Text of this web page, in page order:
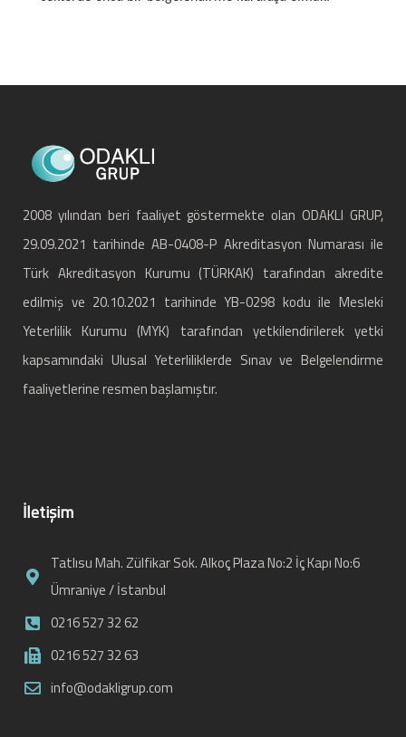
2008 yılından beri faaliyet göstermekte olan ODAKLI GRUP,
29.09.2021 tarihinde AB-0408-P Akreditasyon Numarası ile
Türk Akreditasyon Kurumu (TÜRKAK) tarafından akredite
edilmiş ve 20.10.2021 tarihinde YB-0298 kodu ile Mesleki
Yeterlilik Kurumu (MYK) tarafından yetkilendirilerek yetki
kapsamındaki Ulusal Yeterliliklerde Sınav ve Belgelendirme
faaliyetlerine resmen başlamıştır.
İletişim
Tatlısu Mah. Zülfikar Sok. Alkoç Plaza No:2 İç Kapı No:6
Ümraniye / İstanbul
0216 527 32 62
0216 527 32 63
info@odakligrup.com